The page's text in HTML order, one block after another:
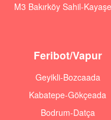
M3 Bakırköy Sahil-
Feribot/Vapur
Geyikli-Bozcaada
Kabatepe-Gökçeada
Bodrum-Datça